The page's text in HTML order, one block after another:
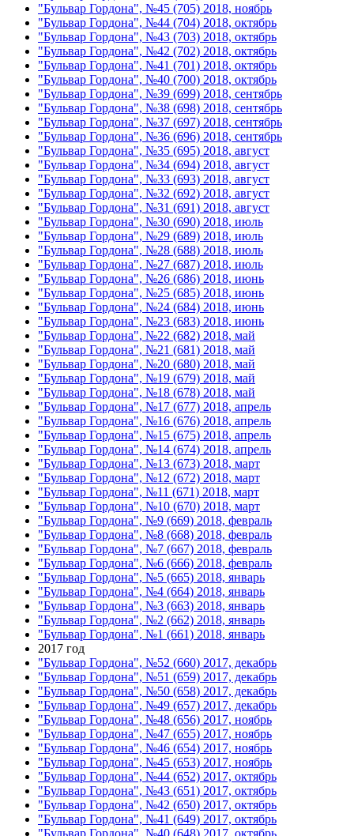
"Бульвар Гордона", №45 (705) 2018, ноябрь
"Бульвар Гордона", №44 (704) 2018, октябрь
"Бульвар Гордона", №43 (703) 2018, октябрь
"Бульвар Гордона", №42 (702) 2018, октябрь
"Бульвар Гордона", №41 (701) 2018, октябрь
"Бульвар Гордона", №40 (700) 2018, октябрь
"Бульвар Гордона", №39 (699) 2018, сентябрь
"Бульвар Гордона", №38 (698) 2018, сентябрь
"Бульвар Гордона", №37 (697) 2018, сентябрь
"Бульвар Гордона", №36 (696) 2018, сентябрь
"Бульвар Гордона", №35 (695) 2018, август
"Бульвар Гордона", №34 (694) 2018, август
"Бульвар Гордона", №33 (693) 2018, август
"Бульвар Гордона", №32 (692) 2018, август
"Бульвар Гордона", №31 (691) 2018, август
"Бульвар Гордона", №30 (690) 2018, июль
"Бульвар Гордона", №29 (689) 2018, июль
"Бульвар Гордона", №28 (688) 2018, июль
"Бульвар Гордона", №27 (687) 2018, июль
"Бульвар Гордона", №26 (686) 2018, июнь
"Бульвар Гордона", №25 (685) 2018, июнь
"Бульвар Гордона", №24 (684) 2018, июнь
"Бульвар Гордона", №23 (683) 2018, июнь
"Бульвар Гордона", №22 (682) 2018, май
"Бульвар Гордона", №21 (681) 2018, май
"Бульвар Гордона", №20 (680) 2018, май
"Бульвар Гордона", №19 (679) 2018, май
"Бульвар Гордона", №18 (678) 2018, май
"Бульвар Гордона", №17 (677) 2018, апрель
"Бульвар Гордона", №16 (676) 2018, апрель
"Бульвар Гордона", №15 (675) 2018, апрель
"Бульвар Гордона", №14 (674) 2018, апрель
"Бульвар Гордона", №13 (673) 2018, март
"Бульвар Гордона", №12 (672) 2018, март
"Бульвар Гордона", №11 (671) 2018, март
"Бульвар Гордона", №10 (670) 2018, март
"Бульвар Гордона", №9 (669) 2018, февраль
"Бульвар Гордона", №8 (668) 2018, февраль
"Бульвар Гордона", №7 (667) 2018, февраль
"Бульвар Гордона", №6 (666) 2018, февраль
"Бульвар Гордона", №5 (665) 2018, январь
"Бульвар Гордона", №4 (664) 2018, январь
"Бульвар Гордона", №3 (663) 2018, январь
"Бульвар Гордона", №2 (662) 2018, январь
"Бульвар Гордона", №1 (661) 2018, январь
2017 год
"Бульвар Гордона", №52 (660) 2017, декабрь
"Бульвар Гордона", №51 (659) 2017, декабрь
"Бульвар Гордона", №50 (658) 2017, декабрь
"Бульвар Гордона", №49 (657) 2017, декабрь
"Бульвар Гордона", №48 (656) 2017, ноябрь
"Бульвар Гордона", №47 (655) 2017, ноябрь
"Бульвар Гордона", №46 (654) 2017, ноябрь
"Бульвар Гордона", №45 (653) 2017, ноябрь
"Бульвар Гордона", №44 (652) 2017, октябрь
"Бульвар Гордона", №43 (651) 2017, октябрь
"Бульвар Гордона", №42 (650) 2017, октябрь
"Бульвар Гордона", №41 (649) 2017, октябрь
"Бульвар Гордона", №40 (648) 2017, октябрь